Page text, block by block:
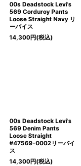
00s Deadstock Levi's
569 Corduroy Pants
Loose Straight Navy リ
ーバイス
14,300円(税込)
00s Deadstock Levi's
569 Denim Pants
Loose Straight
#47569-0002リーバイ
ス
14,300円(税込)